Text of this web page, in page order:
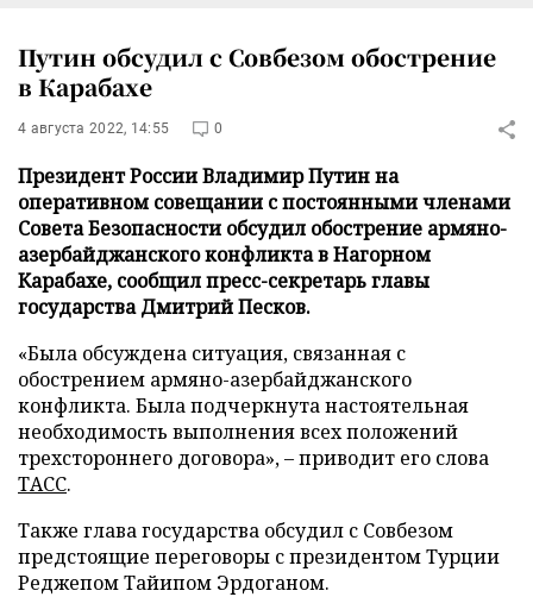
Путин обсудил с Совбезом обострение
в Карабахе
4 августа 2022, 14:55 0
Президент России Владимир Путин на
оперативном совещании с постоянными членами
Совета Безопасности обсудил обострение армяно-
азербайджанского конфликта в Нагорном
Карабахе, сообщил пресс-секретарь главы
государства Дмитрий Песков.
«Была обсуждена ситуация, связанная с
обострением армяно-азербайджанского
конфликта. Была подчеркнута настоятельная
необходимость выполнения всех положений
трехстороннего договора», – приводит его слова
ТАСС.
Также глава государства обсудил с Совбезом
предстоящие переговоры с президентом Турции
Реджепом Тайипом Эрдоганом.